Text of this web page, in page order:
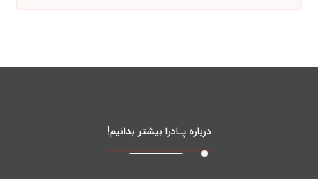
درباره پـادرا بیشتر بدانیم!